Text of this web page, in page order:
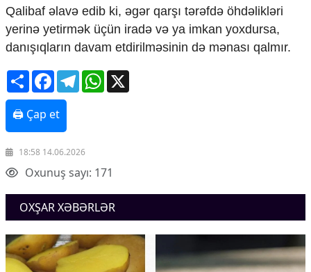
Mədəniyyətimizin Zəfəri
Zəfər Diasporu
Səhiyyə
Ailə və uşaq
Turizm
İqtisadiyyat
İqtisadi xəbərlər
Energetika
Neft-qaz
Əmək və sosial siyasət
Kənd təsərrüfatı
Hərbi sənaye
Telekommunikasiya və nəqliyyat
Cəmiyyət
Qalibaf əlavə edib ki, əgər qarşı tərəfdə öhdəlikləri
yerinə yetirmək üçün iradə və ya imkan yoxdursa,
danışıqların davam etdirilməsinin də mənası qalmır.
ShareFacebookTelegramWhatsApp
🖨 Çap et
18:58 14.06.2026
Oxunuş sayı: 171
OXŞAR XƏBƏRLƏR